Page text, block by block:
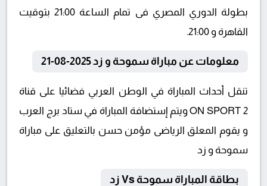
بطولة الدوري المصري فى تمام الساعة 21:00 بتوقيت
القاهرة و 21:00.
معلومات عن مباراة سموحة و زد 2025-08-21
تنقل أحداث المباراة في الوطن العربي فضائيا على قناة
ON SPORT 2 ويتم إستضافة المباراة في ستاد برج العرب
و يقوم المعلق الرياضى مؤمن حسن بالتعليق على مباراة
سموحة و زد
بطاقة المباراة سموحة Vs زد